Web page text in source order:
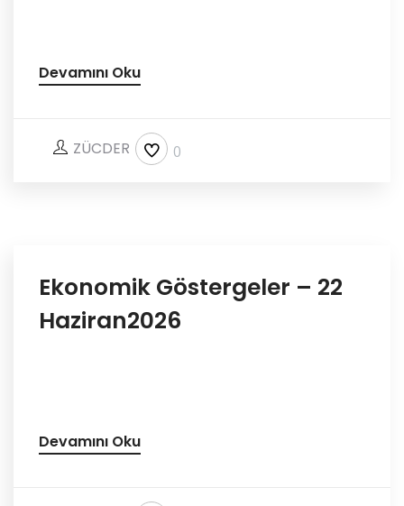
Devamını Oku
ZÜCDER 0
Ekonomik Göstergeler – 22
Haziran2026
Devamını Oku